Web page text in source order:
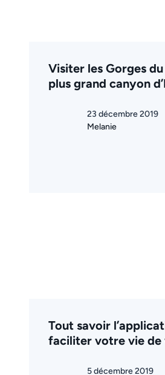
Visiter les Gorges
plus grand canyon
23 décembre 2019
Melanie
Tout savoir
faciliter votre vie de
5 décembre 2019